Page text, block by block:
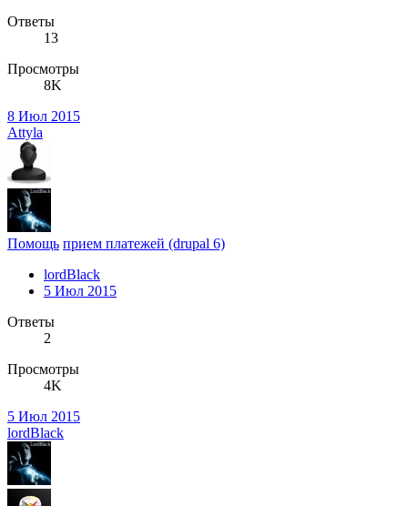
Ответы
13
Просмотры
8K
8 Июл 2015
Attyla
Помощь прием платежей (drupal 6)
lordBlack
5 Июл 2015
Ответы
2
Просмотры
4K
5 Июл 2015
lordBlack